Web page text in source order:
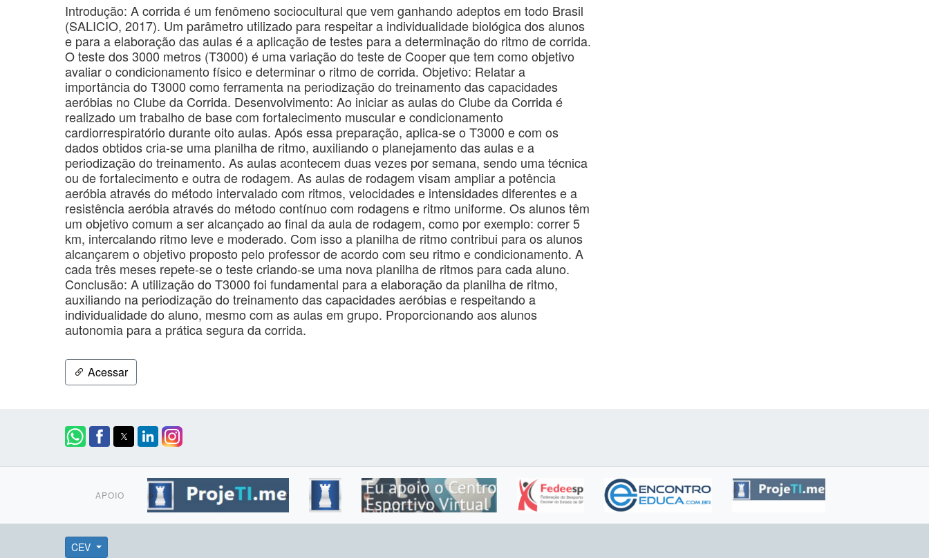
Introdução: A corrida é um fenômeno sociocultural que vem ganhando adeptos em todo Brasil
(SALICIO, 2017). Um parâmetro utilizado para respeitar a individualidade biológica dos alunos
e para a elaboração das aulas é a aplicação de testes para a determinação do ritmo de corrida.
O teste dos 3000 metros (T3000) é uma variação do teste de Cooper que tem como objetivo
avaliar o condicionamento físico e determinar o ritmo de corrida. Objetivo: Relatar a
importância do T3000 como ferramenta na periodização do treinamento das capacidades
aeróbias no Clube da Corrida. Desenvolvimento: Ao iniciar as aulas do Clube da Corrida é
realizado um trabalho de base com fortalecimento muscular e condicionamento
cardiorrespiratório durante oito aulas. Após essa preparação, aplica-se o T3000 e com os
dados obtidos cria-se uma planilha de ritmo, auxiliando o planejamento das aulas e a
periodização do treinamento. As aulas acontecem duas vezes por semana, sendo uma técnica
ou de fortalecimento e outra de rodagem. As aulas de rodagem visam ampliar a potência
aeróbia através do método intervalado com ritmos, velocidades e intensidades diferentes e a
resistência aeróbia através do método contínuo com rodagens e ritmo uniforme. Os alunos têm
um objetivo comum a ser alcançado ao final da aula de rodagem, como por exemplo: correr 5
km, intercalando ritmo leve e moderado. Com isso a planilha de ritmo contribui para os alunos
alcançarem o objetivo proposto pelo professor de acordo com seu ritmo e condicionamento. A
cada três meses repete-se o teste criando-se uma nova planilha de ritmos para cada aluno.
Conclusão: A utilização do T3000 foi fundamental para a elaboração da planilha de ritmo,
auxiliando na periodização do treinamento das capacidades aeróbias e respeitando a
individualidade do aluno, mesmo com as aulas em grupo. Proporcionando aos alunos
autonomia para a prática segura da corrida.
Acessar
APOIO
CEV